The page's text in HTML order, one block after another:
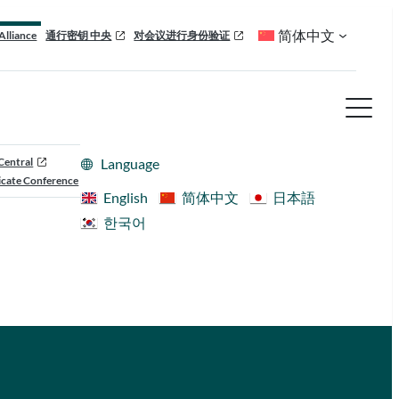
通行密钥 中央 对会议进行身份验证 简体中文
Conference
Language
English
简体中文
日本語
한국어